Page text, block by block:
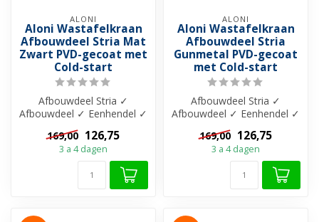
ALONI
Aloni Wastafelkraan
Afbouwdeel Stria Mat
Zwart PVD-gecoat met
Cold-start
Afbouwdeel Stria ✓
Afbouwdeel ✓ Eenhendel ✓
206 mm uitloop ✓ Messing
materiaal ✓...
169,00 126,75
3 a 4 dagen
ALONI
Aloni Wastafelkraan
Afbouwdeel Stria
Gunmetal PVD-gecoat
met Cold-start
Afbouwdeel Stria ✓
Afbouwdeel ✓ Eenhendel ✓
206 mm uitloop ✓ Messing
materiaal ✓...
169,00 126,75
3 a 4 dagen